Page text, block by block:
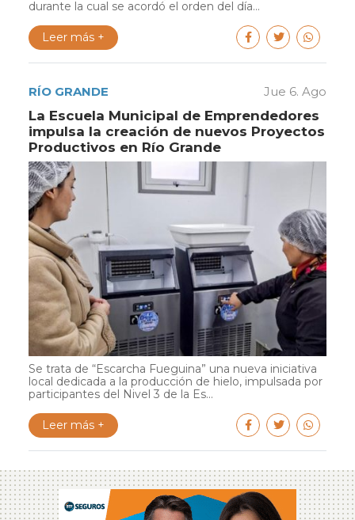
durante la cual se acordó el orden del día...
Leer más +
RÍO GRANDE Jue 6. Ago
La Escuela Municipal de Emprendedores
impulsa la creación de nuevos Proyectos
Productivos en Río Grande
Se trata de “Escarcha Fueguina” una nueva iniciativa
local dedicada a la producción de hielo, impulsada por
participantes del Nivel 3 de la Es...
Leer más +